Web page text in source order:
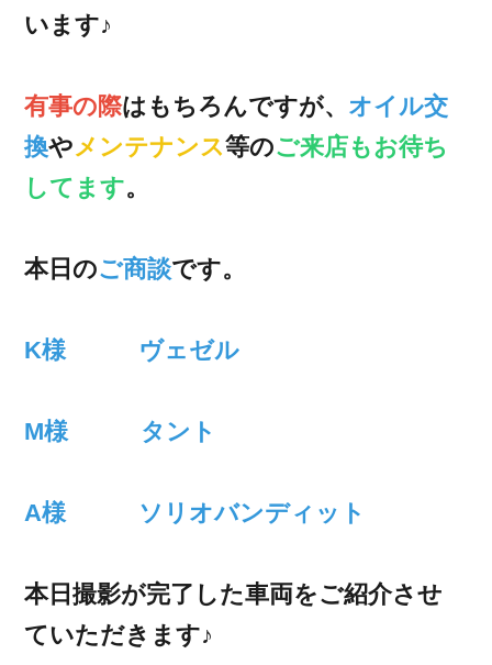
います♪
有事の際はもちろんですが、 オイル交
換やメンテナンス等のご来店もお待ち
してます。
本日のご商談です。
K様 ヴェゼル
M様 タント
A様 ソリオバンディット
本日撮影が完了した車両をご紹介させ
ていただきます♪